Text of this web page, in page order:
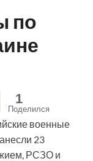
по
1
Поделился
военные
23
РСЗО и